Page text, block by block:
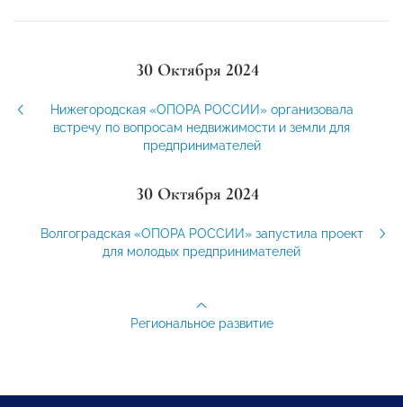
30 Октября 2024
Нижегородская «ОПОРА РОССИИ» организовала
встречу по вопросам недвижимости и земли для
предпринимателей
30 Октября 2024
Волгоградская «ОПОРА РОССИИ» запустила проект
для молодых предпринимателей
Региональное развитие